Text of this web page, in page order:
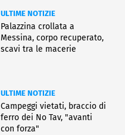
ULTIME NOTIZIE
Palazzina crollata a
Messina, corpo recuperato,
scavi tra le macerie
ULTIME NOTIZIE
Campeggi vietati, braccio di
ferro dei No Tav, "avanti
con forza"